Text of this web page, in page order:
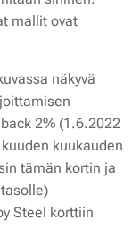
mallit ovat
näkyvä
2% (1.6.2022
kuukauden
tämän kortin ja
Steel korttiin